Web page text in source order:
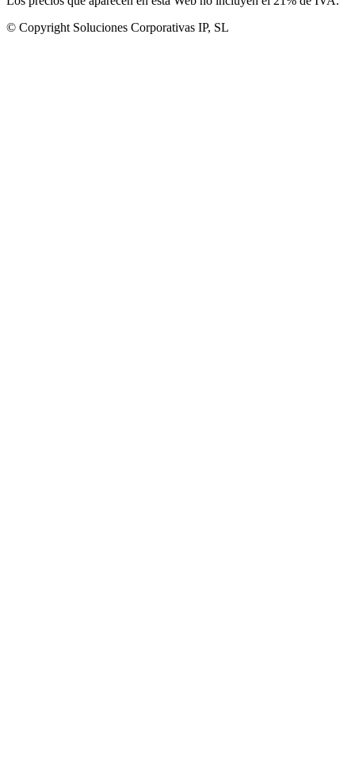
© Copyright Soluciones Corporativas IP, SL